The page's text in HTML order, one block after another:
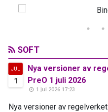
SOFT
JUL
1
Nya versioner av
PreO 1 juli 2026
1 jul 2026 17:23
Nya versioner av